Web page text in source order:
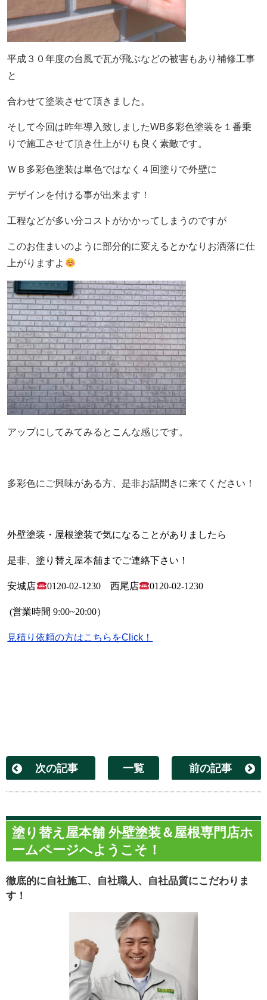
平成３０年度の台風で瓦が飛ぶなどの被害もあり補修工事
と
合わせて塗装させて頂きました。
そして今回は昨年導入致しましたWB多彩色塗装を１番乗
りで施工させて頂き仕上がりも良く素敵です。
ＷＢ多彩色塗装は単色ではなく４回塗りで外壁に
デザインを付ける事が出来ます！
工程などが多い分コストがかかってしまうのですが
このお住まいのように部分的に変えるとかなりお洒落に仕
上がりますよ
アップにしてみてみるとこんな感じです。
多彩色にご興味がある方、是非お話聞きに来てください！
外壁塗装・屋根塗装で気になることがありましたら
是非、塗り替え屋本舗までご連絡下さい！
安城店 0120-02-1230西尾店 0120-02-1230
(営業時間 9:00~20:00）
見積り依頼の方はこちらをClick！
次の記事 一覧 前の記事
塗り替え屋本舗 外壁塗装＆屋根専門店ホ
ームページへようこそ！
徹底的に自社施工、自社職人、自社品質にこだわりま
す！